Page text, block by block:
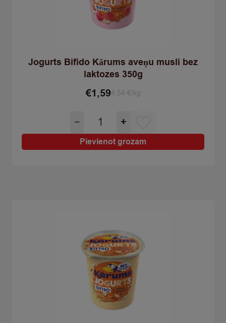
Jogurts Bifido Kārums aveņu musli bez
laktozes 350g
€1,594.54 €/kg
−
Jogurts
Bifido
Kārums
aveņu
+
Pievienot grozam